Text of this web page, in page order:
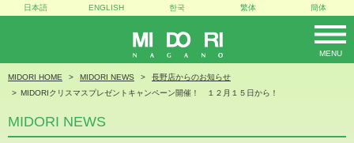
MIDORI
MENU
日本語 ENGLISH 한국 繁体 簡体
MIDORI HOME MIDORI NEWS
長野店からのお知らせ
MIDORIクリスマスプレゼントキャンペーン開催！ １２月１５日から！
MIDORI NEWS